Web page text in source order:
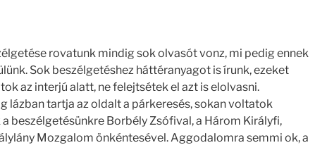
rovatunk mindig sok olvasót vonz, mi pedig ennek
Sok beszélgetéshez háttéranyagot is írunk, ezeket
az interjú alatt, ne felejtsétek el azt is elolvasni.
lázban tartja az oldalt a párkeresés, sokan voltatok
beszélgetésünkre Borbély Zsófival, a Három Királyfi,
Mozgalom önkéntesével. Aggodalomra semmi ok, a